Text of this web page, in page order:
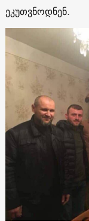
ეკუთვნოდნენ.